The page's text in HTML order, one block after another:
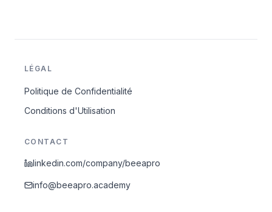
LÉGAL
Politique de Confidentialité
Conditions d'Utilisation
CONTACT
linkedin.com/company/beeapro
info@beeapro.academy